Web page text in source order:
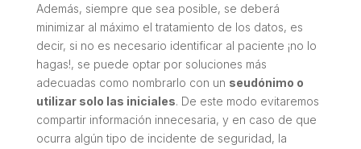
Además, siempre que sea posible, se deberá
minimizar al máximo el tratamiento de los datos, es
decir, si no es necesario identificar al paciente ¡no lo
hagas!, se puede optar por soluciones más
adecuadas como nombrarlo con un seudónimo o
utilizar solo las iniciales. De este modo evitaremos
compartir información innecesaria, y en caso de que
ocurra algún tipo de incidente de seguridad, la